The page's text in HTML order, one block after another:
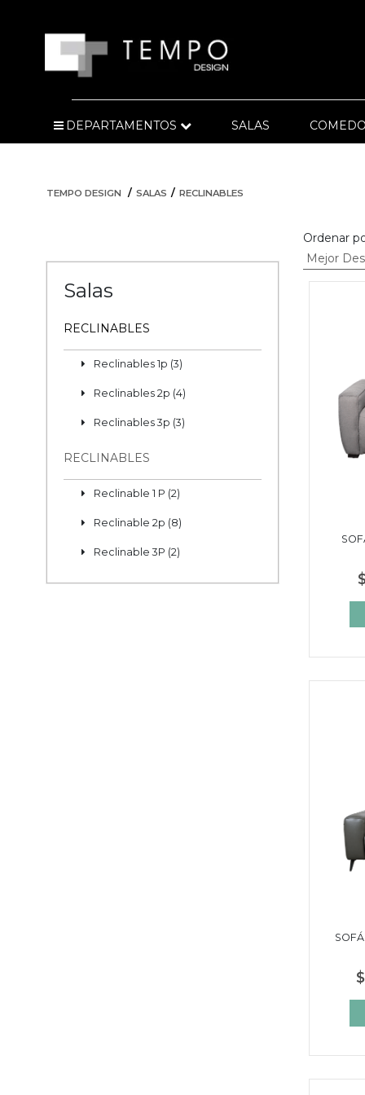
DEPARTAMENTOS SALAS
TEMPO DESIGN SALAS RECLINABLES
Salas
RECLINABLES
Reclinables 1p (3)
Reclinables 2p (4)
Reclinables 3p (3)
RECLINABLES
Reclinable 1 P (2)
Reclinable 2p (8)
Reclinable 3P (2)
Ordenar